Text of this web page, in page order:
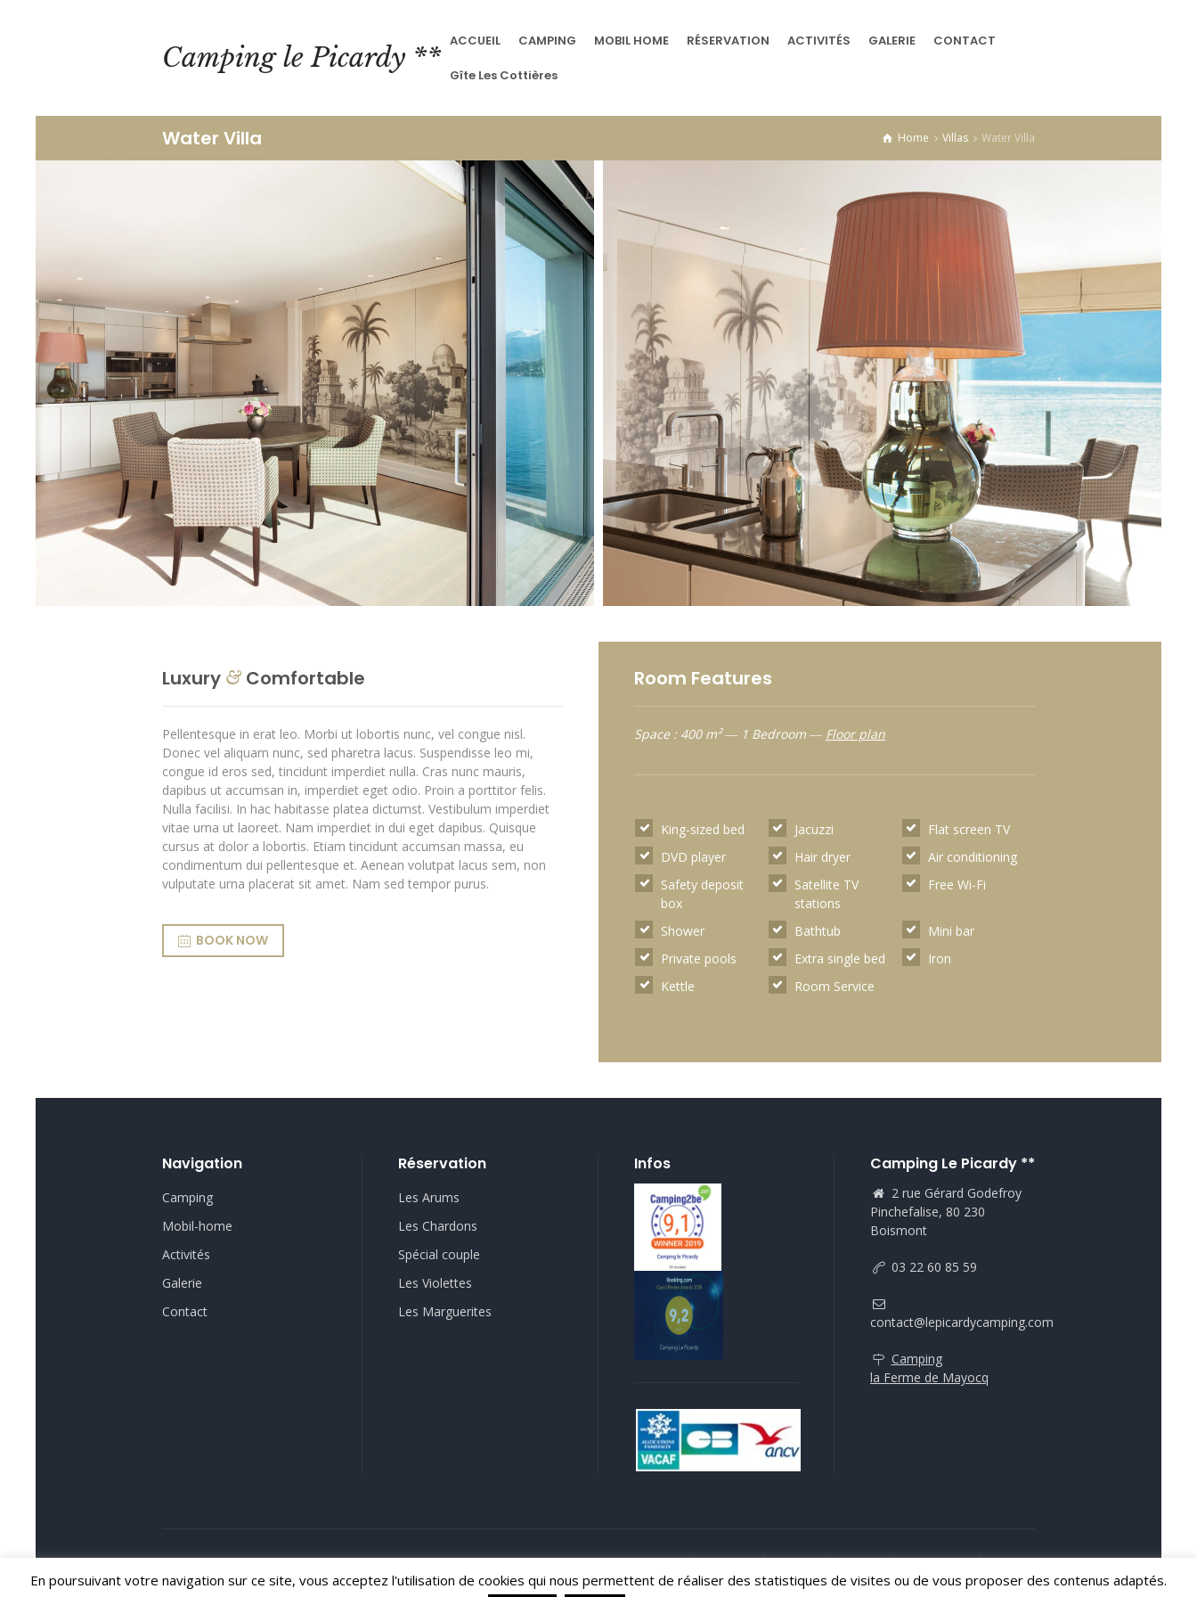
Camping le Picardy **
ACCUEIL CAMPING MOBIL HOME RÉSERVATION ACTIVITÉS GALERIE CONTACT
Gîte Les Cottières
Water Villa Home Villas Water Villa
Luxury & Comfortable
Pellentesque in erat leo. Morbi ut lobortis nunc, vel congue nisl.
Donec vel aliquam nunc, sed pharetra lacus. Suspendisse leo mi,
congue id eros sed, tincidunt imperdiet nulla. Cras nunc mauris,
dapibus ut accumsan in, imperdiet eget odio. Proin a porttitor felis.
Nulla facilisi. In hac habitasse platea dictumst. Vestibulum imperdiet
vitae urna ut laoreet. Nam imperdiet in dui eget dapibus. Quisque
cursus at dolor a lobortis. Etiam tincidunt accumsan massa, eu
condimentum dui pellentesque et. Aenean volutpat lacus sem, non
vulputate urna placerat sit amet. Nam sed tempor purus.
BOOK NOW
Room Features
Space : 400 m² ― 1 Bedroom ― Floor plan
King-sized bed Jacuzzi
Flat screen TV
DVD player
Hair dryer
Air conditioning
Safety deposit
box
Satellite TV
stations
Free Wi-Fi
Shower Bathtub
Mini bar
Private pools
Extra single bed
Iron
Kettle
Room Service
Navigation
Camping
Mobil-home
Activités
Galerie
Contact
Réservation
Les Arums
Les Chardons
Spécial couple
Les Violettes
Les Marguerites
Infos Camping Le Picardy **
2 rue Gérard Godefroy
Pinchefalise, 80 230
Boismont
03 22 60 85 59
contact@lepicardycamping.com
Camping
la Ferme de Mayocq
En poursuivant votre navigation sur ce site, vous acceptez l'utilisation de cookies qui nous permettent de réaliser des statistiques de visites ou de vous proposer des contenus adaptés.